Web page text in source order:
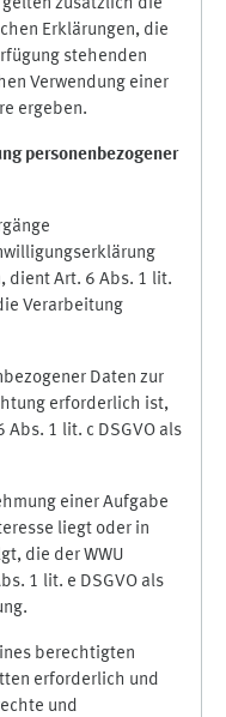
zusätzlich die
Erklärungen, die
stehenden
Verwendung einer
ergeben.
personenbezogener
dient Art. 6 Abs. 1 lit.
Verarbeitung
Daten zur
erforderlich ist,
1 lit. c DSGVO als
einer Aufgabe
liegt oder in
die der WWU
1 lit. e DSGVO als
berechtigten
erforderlich und
und